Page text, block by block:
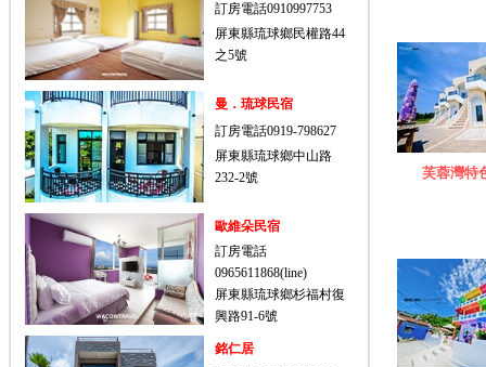
訂房電話0910997753
屏東縣琉球鄉民權路44
之5號
曼．琉球民宿
訂房電話0919-798627
屏東縣琉球鄉中山路
232-2號
歐維朵民宿
訂房電話
0965611868(line)
屏東縣琉球鄉杉福村復
興路91-6號
銘仁居
芙蓉灣特